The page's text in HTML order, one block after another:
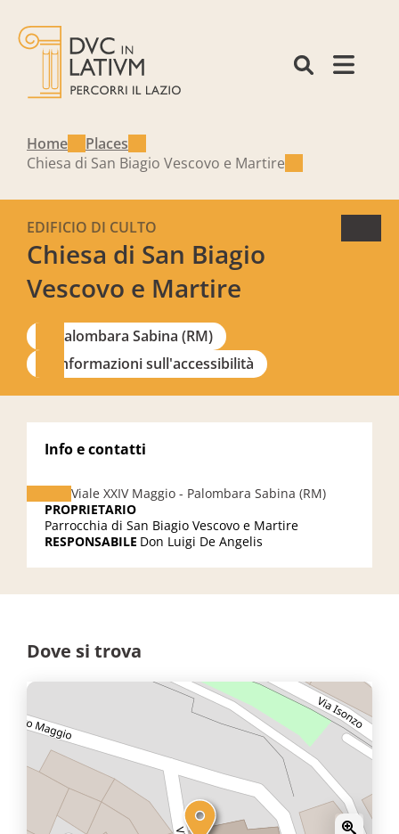
Home
Places
Chiesa di San Biagio Vescovo e Martire
Chiesa di San Biagio
Vescovo e Martire
EDIFICIO DI CULTO
Palombara Sabina (RM)
Informazioni sull'accessibilità
Info e contatti
Viale XXIV Maggio - Palombara Sabina (RM)
PROPRIETARIO
Parrocchia di San Biagio Vescovo e Martire
RESPONSABILE Don Luigi De Angelis
Dove si trova